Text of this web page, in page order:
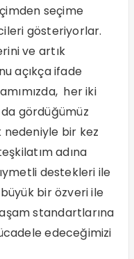
seçime
gösteriyorlar.
ve artık
açıkça ifade
her iki
gördüğümüz
bir kez
adına
destekleri ile
bir özveri ile
standartlarına
edeceğimizi